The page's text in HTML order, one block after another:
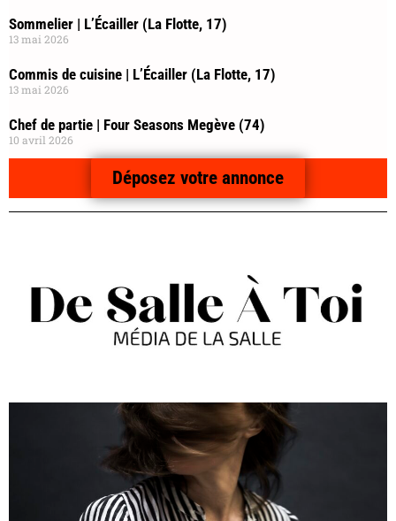
Sommelier | L’Écailler (La Flotte, 17)
13 mai 2026
Commis de cuisine | L’Écailler (La Flotte, 17)
13 mai 2026
Chef de partie | Four Seasons Megève (74)
10 avril 2026
Déposez votre annonce